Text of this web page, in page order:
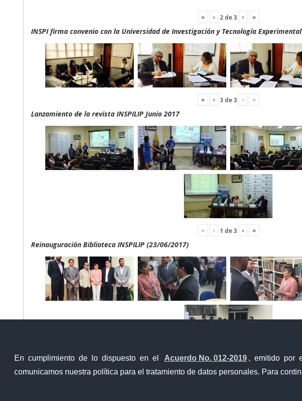
En cumplimiento de lo dispuesto en el Acuerdo No. 012-2019 , emitido por
comunicamos nuestra política para el tratamiento de datos personales. Para
« ‹ 2de3 › »
INSPI firma convenio con la Universidad de Investigación y Tecnología
« ‹ 3de3 › »
Lanzamiento de la revista INSPILIP Junio 2017
« ‹ 1 de3 › »
Reinauguración Biblioteca INSPILIP (23/06/2017)
« ‹ 1de2 › »